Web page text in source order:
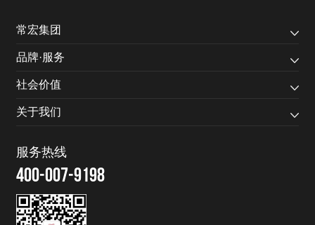
常宏集团
品牌·服务
社会价值
关于我们
服务热线
400-007-9198